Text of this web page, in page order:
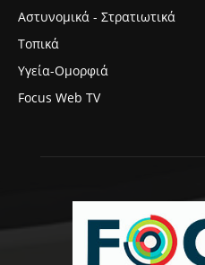
Αστυνομικά - Στρατιωτικά
Τοπικά
Υγεία-Ομορφιά
Focus Web TV